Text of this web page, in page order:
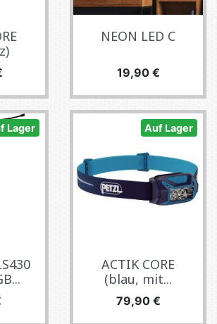
NEON LED C
Preis
19,90 €
Lager Auf Lager
ACTIK CORE
(blau, mit...
Preis
79,90 €